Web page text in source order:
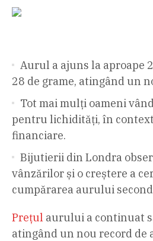
Aurul a ajuns la aproape
28 de grame, atingând un
Tot mai mulți oameni
pentru lichidități, în
financiare.
Bijutierii din Londra
vânzărilor și o creștere a
cumpărarea aurului
Prețul aurului a continuat
atingând un nou record de